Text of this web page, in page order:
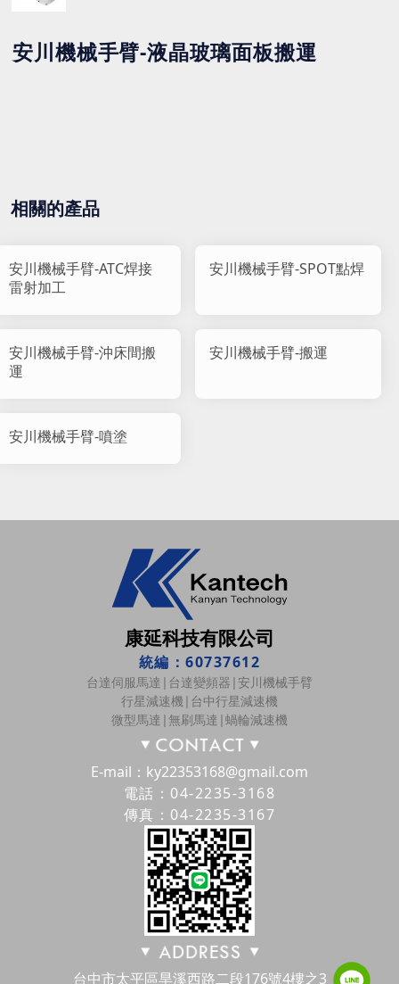
安川機械手臂-液晶玻璃面板搬運
相關的產品
安川機械手臂-ATC焊接
雷射加工
安川機械手臂-SPOT點焊
安川機械手臂-沖床間搬
運
安川機械手臂-搬運
安川機械手臂-噴塗
康延科技有限公司
統編：60737612
台達伺服馬達|台達變頻器|安川機械手臂
行星減速機|台中行星減速機
微型馬達|無刷馬達|蝸輪減速機
E-mail：ky22353168@gmail.com
電話：04-2235-3168
傳真：04-2235-3167
台中市太平區旱溪西路二段176號4樓之3